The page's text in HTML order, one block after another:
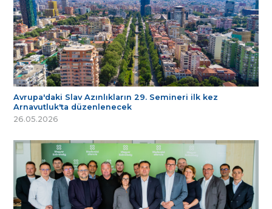
Avrupa'daki Slav Azınlıkların 29. Semineri ilk kez
Arnavutluk'ta düzenlenecek
26.05.2026